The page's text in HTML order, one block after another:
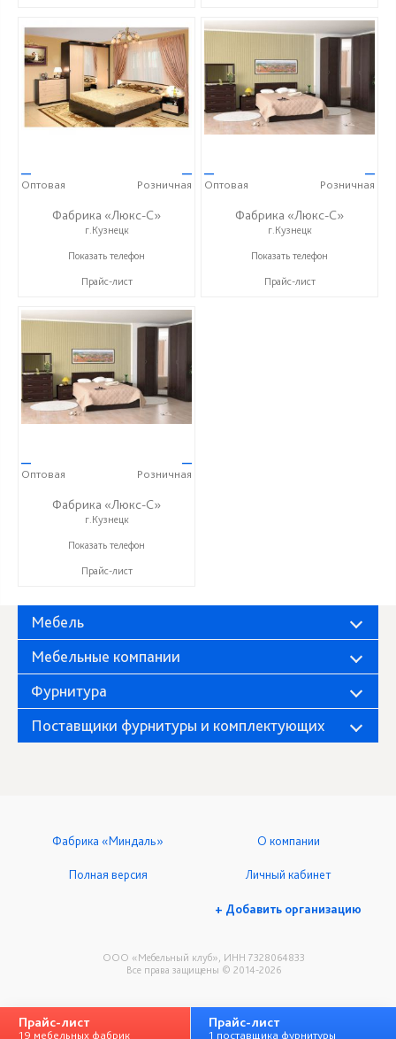
—
Оптовая
—
Розничная
Фабрика «Люкс-С»
г.Кузнецк
+ 7 (999) 748-11-11
Показать телефон
Прайс-лист
—
Оптовая
—
Розничная
Фабрика «Люкс-С»
г.Кузнецк
+ 7 (999) 748-11-11
Показать телефон
Прайс-лист
—
Оптовая
—
Розничная
Фабрика «Люкс-С»
г.Кузнецк
+ 7 (999) 748-11-11
Показать телефон
Прайс-лист
Мебель
Мебельные компании
Фурнитура
Поставщики фурнитуры и комплектующих
ООО «Мебельный клуб», ИНН 7328064833
Все права защищены © 2014-2026
Фабрика «Миндаль» О компании
Полная версия Личный кабинет
+ Добавить организацию
Прайс-лист
19 мебельных фабрик
Прайс-лист
1 поставщика фурнитуры